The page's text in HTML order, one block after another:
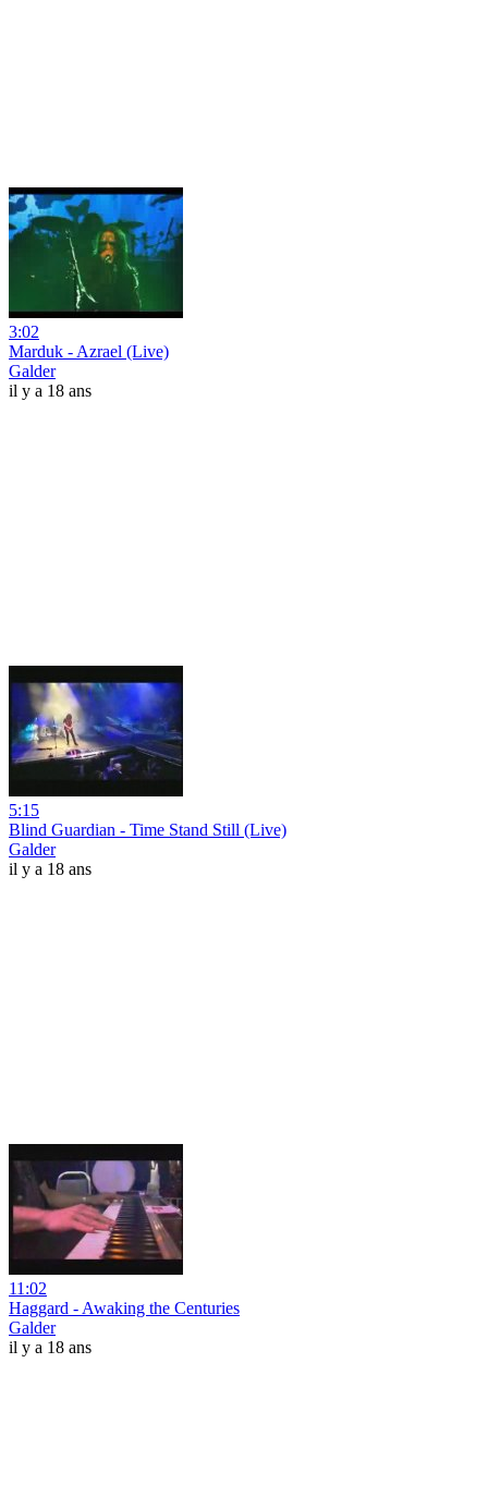
3:02
Marduk - Azrael (Live)
Galder
il y a 18 ans
5:15
Blind Guardian - Time Stand Still (Live)
Galder
il y a 18 ans
11:02
Haggard - Awaking the Centuries
Galder
il y a 18 ans